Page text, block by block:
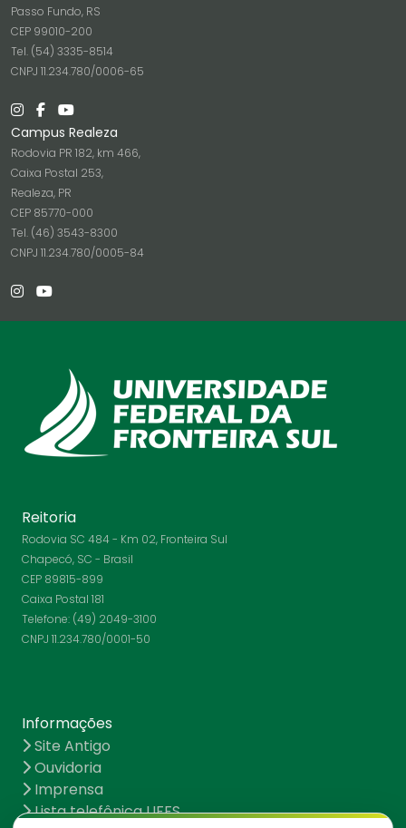
Passo Fundo, RS
CEP 99010-200
Tel. (54) 3335-8514
CNPJ 11.234.780/0006-65
Campus Realeza
Rodovia PR 182, km 466,
Caixa Postal 253,
Realeza, PR
CEP 85770-000
Tel. (46) 3543-8300
CNPJ 11.234.780/0005-84
Reitoria
Rodovia SC 484 - Km 02, Fronteira Sul
Chapecó, SC - Brasil
CEP 89815-899
Caixa Postal 181
Telefone: (49) 2049-3100
CNPJ 11.234.780/0001-50
Informações
Site Antigo
Ouvidoria
Imprensa
Lista telefônica UFFS